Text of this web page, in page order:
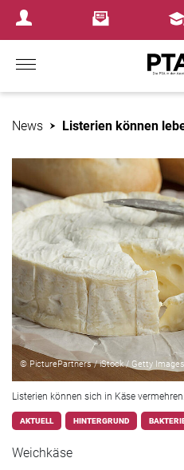
Login MenuNewsletter
News Listerien können
© PicturePartners / iStock / Getty
Listerien können sich in Käse vermehren.
AKTUELL HINTERGRUND
Weichkäse